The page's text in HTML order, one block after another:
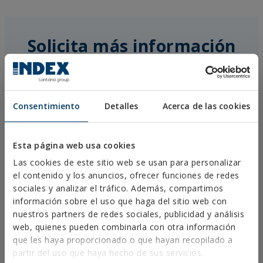
Consentimiento Detalles Acerca de las cookies
Esta página web usa cookies
Las cookies de este sitio web se usan para personalizar
el contenido y los anuncios, ofrecer funciones de redes
sociales y analizar el tráfico. Además, compartimos
información sobre el uso que haga del sitio web con
nuestros partners de redes sociales, publicidad y análisis
web, quienes pueden combinarla con otra información
que les haya proporcionado o que hayan recopilado a
partir del uso que haya hecho de sus servicios.
Solicita más información